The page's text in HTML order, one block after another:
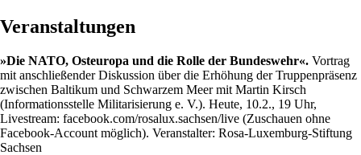
Veranstaltungen
»Die NATO, Osteuropa und die Rolle der Bundeswehr«. Vortrag
mit anschließender Diskussion über die Erhöhung der Truppenpräsenz
zwischen Baltikum und Schwarzem Meer mit Martin Kirsch
(Informationsstelle Militarisierung e. V.). Heute, 10.2., 19 Uhr,
Livestream: facebook.com/rosalux.sachsen/live (Zuschauen ohne
Facebook-Account möglich). Veranstalter: Rosa-Luxemburg-Stiftung
Sachsen